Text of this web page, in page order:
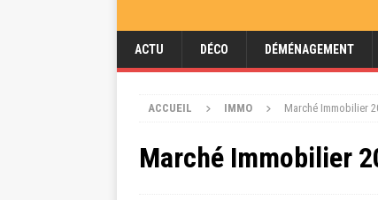
ACTU DÉCO DÉMÉNAGEMENT
ACCUEIL IMMO Marché Immobilier
Marché Immobilier